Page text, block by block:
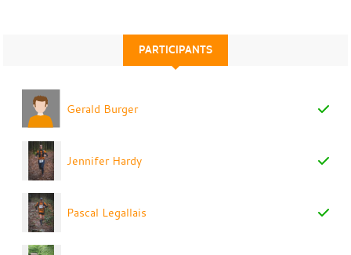
PARTICIPANTS
Gerald Burger
Jennifer Hardy
Pascal Legallais